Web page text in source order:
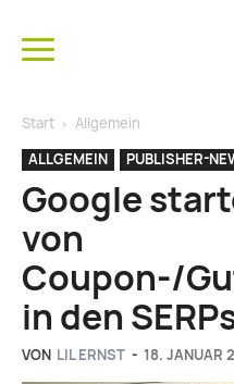
Start
Allgemein
ALLGEMEIN
PUBLISHER-
Google
von
Coupon-/
in den
VON LIL ERNST - 18. JANUAR